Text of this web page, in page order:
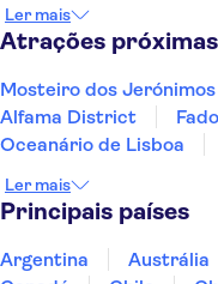
Ler mais
Atrações próximas
Mosteiro dos Jerónimos
Alfama District
Oceanário de Lisboa
Torre de Belém
Parque Natural da
Parque Nacional da
Ler mais
Principais países
Argentina Austrália